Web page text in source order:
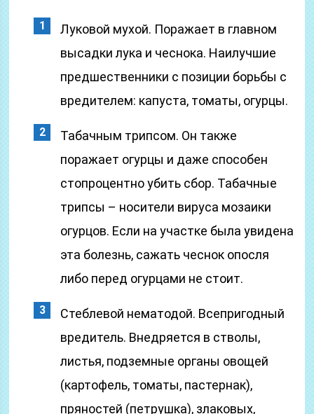
Луковой мухой. Поражает в главном
высадки лука и чеснока. Наилучшие
предшественники с позиции борьбы с
вредителем: капуста, томаты, огурцы.
Табачным трипсом. Он также
поражает огурцы и даже способен
стопроцентно убить сбор. Табачные
трипсы – носители вируса мозаики
огурцов. Если на участке была увидена
эта болезнь, сажать чеснок опосля
либо перед огурцами не стоит.
Стеблевой нематодой. Всепригодный
вредитель. Внедряется в стволы,
листья, подземные органы овощей
(картофель, томаты, пастернак),
пряностей (петрушка), злаковых,